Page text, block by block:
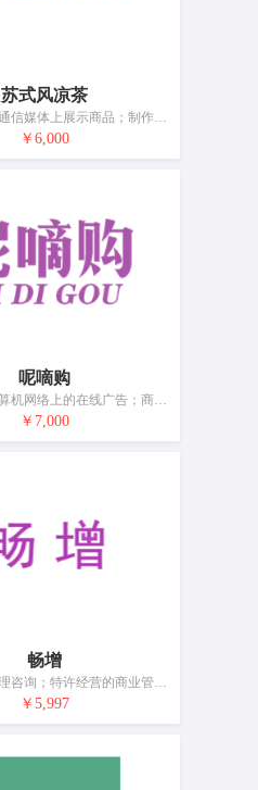
苏式风凉茶
为零售目的在通信媒体上展示商品；制作电视购物节目；广告；广告宣传；电视广告；商业管理辅助；特许经营的商业管理；为商品和服务的买卖双方提供在线市场；市场营销；药品零售或批发服务
￥6,000
呢嘀购
广告宣传；计算机网络上的在线广告；商业管理辅助；特许经营的商业管理；组织商业或广告交易会；为商品和服务的买卖双方提供在线市场；替他人推销；在计算机数据库中更新和维护数据；自动售货机出租；药用、兽医用、卫生用制剂和医疗用品的零售服务
￥7,000
畅增
广告；商业管理咨询；特许经营的商业管理；市场营销；替他人推销；人事管理咨询；计算机数据库信息系统化；会计；自动售货机出租；药用、兽医用、卫生用制剂和医疗用品的零售服务
￥5,997